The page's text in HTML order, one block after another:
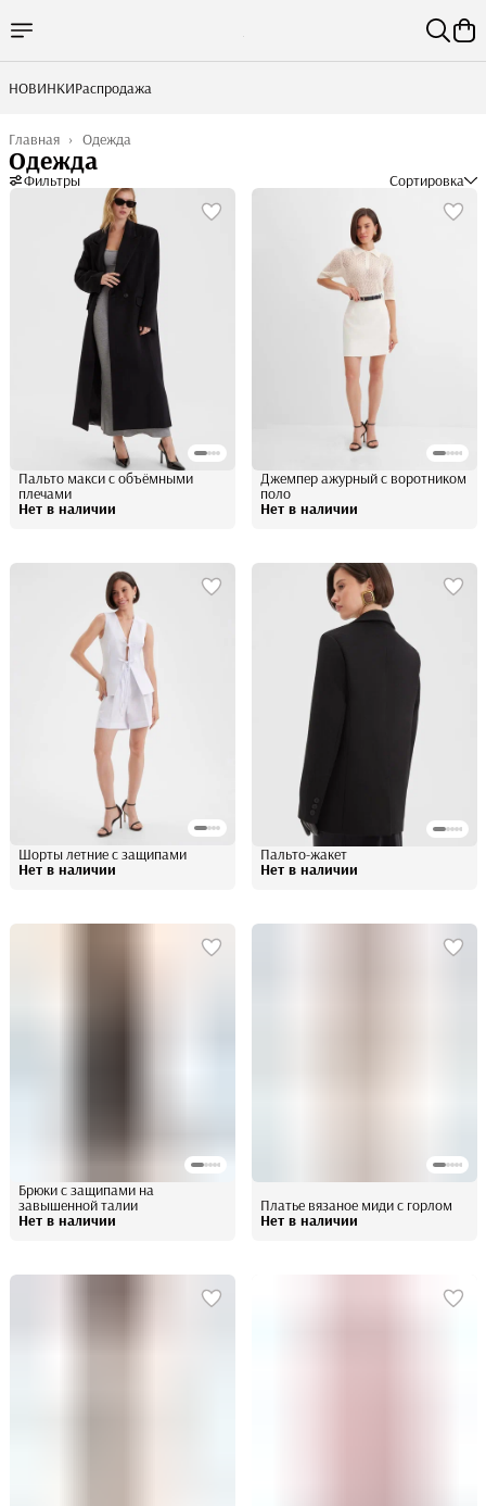
НОВИНКИРаспродажа
Одежда
Главная ›
Одежда
Фильтры Сортировка
Нет в наличии
Пальто макси с объёмными
плечами
Нет в наличии
Джемпер ажурный с воротником
поло
Нет в наличии
Шорты летние с защипами
Нет в наличии
Пальто-жакет
Нет в наличии
Брюки с защипами на
завышенной талии
Нет в наличии
Платье вязаное миди с горлом